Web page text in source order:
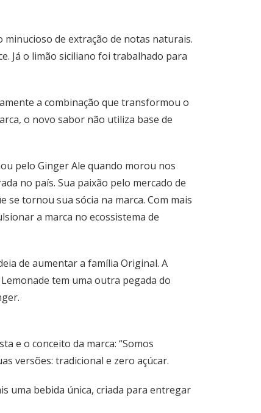
de extração de notas naturais.
Já o limão siciliano foi trabalhado para
a combinação que transformou o
o novo sabor não utiliza base de
pelo Ginger Ale quando morou nos
no país. Sua paixão pelo mercado de
se tornou sua sócia na marca. Com mais
a marca no ecossistema de
de aumentar a família Original. A
tem uma outra pegada do
e o conceito da marca: “Somos
versões: tradicional e zero açúcar.
uma bebida única, criada para entregar